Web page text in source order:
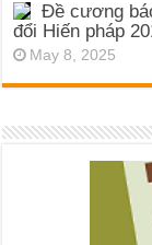
Đề cương
đổi Hiến pháp
May 8, 2025